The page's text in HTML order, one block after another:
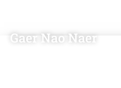
Gaer Nao Naer